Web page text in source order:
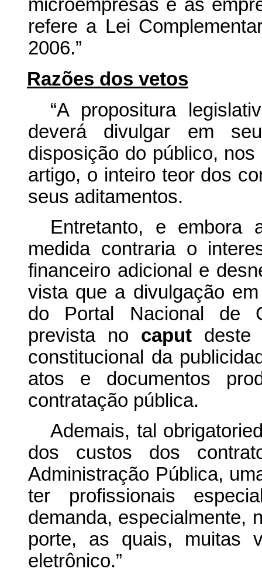
microempresas e às
refere a Lei
2006.”
Razões dos vetos
“A propositura
deverá divulgar em
disposição do público,
artigo, o inteiro teor dos
seus aditamentos.
Entretanto, e embora
medida contraria o
financeiro adicional e
vista que a divulgação em
do Portal Nacional de
prevista no caputdeste
constitucional da
atos e documentos
contratação pública.
Ademais, tal
dos custos dos
Administração Pública,
ter profissionais
demanda, especialmente,
porte, as quais, muitas
eletrônico.”